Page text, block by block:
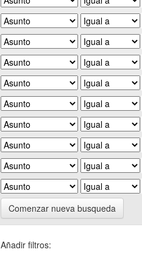
Comenzar nueva busqueda
Añadir filtros: